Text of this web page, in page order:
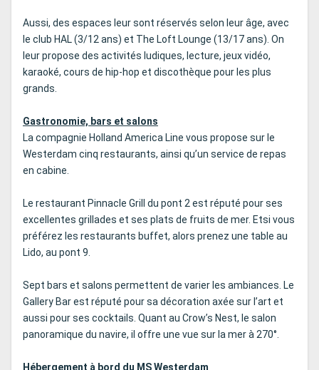
Aussi, des espaces leur sont réservés selon leur âge, avec
le club HAL (3/12 ans) et The Loft Lounge (13/17 ans). On
leur propose des activités ludiques, lecture, jeux vidéo,
karaoké, cours de hip-hop et discothèque pour les plus
grands.
Gastronomie, bars et salons
La compagnie Holland America Line vous propose sur le
Westerdam cinq restaurants, ainsi qu’un service de repas
en cabine.
Le restaurant Pinnacle Grill du pont 2 est réputé pour ses
excellentes grillades et ses plats de fruits de mer. Etsi vous
préférez les restaurants buffet, alors prenez une table au
Lido, au pont 9.
Sept bars et salons permettent de varier les ambiances. Le
Gallery Bar est réputé pour sa décoration axée sur l’art et
aussi pour ses cocktails. Quant au Crow’s Nest, le salon
panoramique du navire, il offre une vue sur la mer à 270°.
Hébergement à bord du MS Westerdam